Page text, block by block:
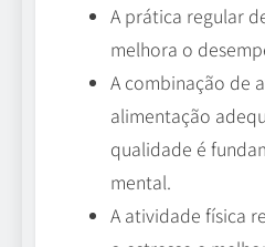
A prática regular
melhora o
A combinação de
alimentação
qualidade é
mental.
A atividade física